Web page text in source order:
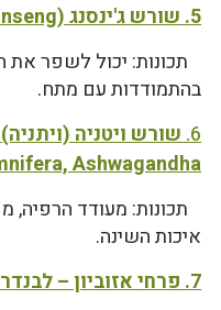
5. שורש ג'ינסנג (Panax ginseng, Korean ginseng):
תכונות: יכול לשפר את
בהתמודדות עם מתח.
6.
Ashwagandha):
תכונות: מעודד
איכות השינה.
7. פרחי אזוביון – לבנדר – Lavender angustifolia :